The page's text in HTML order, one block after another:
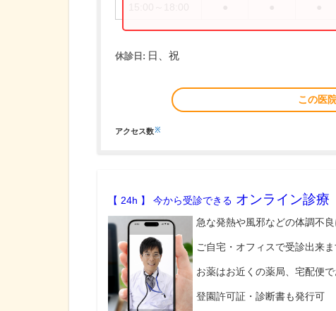
休診日: 日、祝
この医
アクセス数※
【 24h 】 今から受診できる オンライン診療
急な発熱や風邪などの体調不良
ご自宅・オフィスで受診出来ま
お薬はお近くの薬局、宅配便で
登園許可証・診断書も発行可